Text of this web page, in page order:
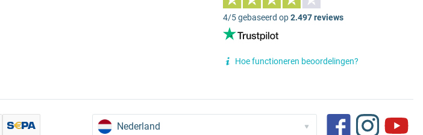
4/5 gebaseerd op2.497 reviews
Hoe functioneren beoordelingen?
Nederland